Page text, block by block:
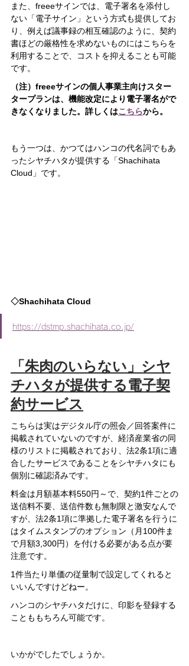
また、freeeサインでは、電子署名を添付し
ない「電子サイン」という方式も提供してお
り、例えば議事録の相互確認のように、契約
書ほどの厳格性を求めないものにはこちらを
利用することで、コストを抑えることも可能
です。
（注）freeeサインの個人事業主向けスター
タープランは、機能改定により電子署名がで
きなくなりました。詳しくはこちらから。
もう一つは、かつてはハンコの代名詞でもあ
ったシヤチハタが提供する「Shachihata
Cloud」です。
◇Shachihata Cloud
https://dstmp.shachihata.co.jp/
「朱肉のいらない」シヤ
チハタが提供する電子契
約サービス
こちらは実はデジタル庁の照会／回答案件に
掲載されていないのですが、経済産業省の同
様のリストに掲載されており、法2条1項に適
合したサービスであることをシヤチハタにも
個別に確認済みです。
料金は月額基本料550円～で、契約1件ごとの
送信料不要、送信件数も無制限と激安なんで
すが、法2条1項に準拠した電子署名を行うに
はタイムスタンプのオプション（月100件ま
で月額3,300円）を付ける必要がある点が要
注意です。
1件当たり単価の従量制で設定してくれると
いいんですけどねー。
ハンコのシヤチハタだけに、印影を登録する
ことももちろん可能です。
いかがでしたでしょうか。